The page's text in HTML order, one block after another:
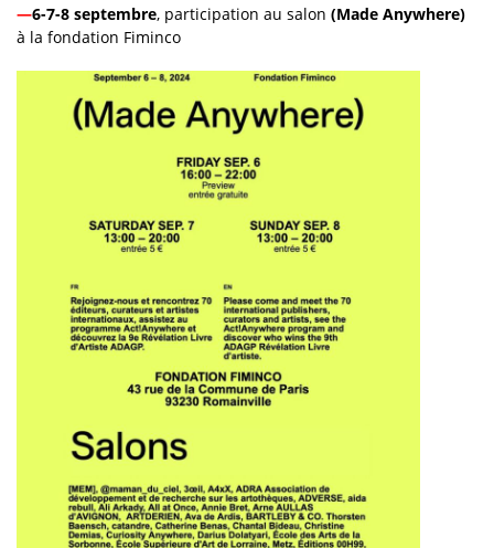
—6-7-8 septembre, participation au salon (Made Anywhere)
à la fondation Fiminco